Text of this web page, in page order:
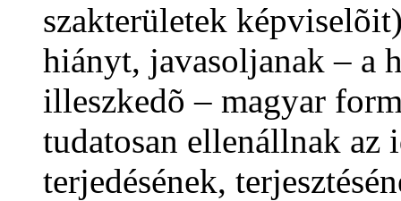
szakterületek
hiányt, javasoljanak – a
illeszkedõ – magyar
tudatosan ellenállnak az
terjedésének,